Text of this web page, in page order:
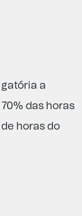
a
das horas
de horas do